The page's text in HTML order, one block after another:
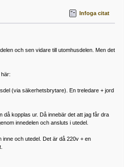
Infoga citat
och sen vidare till utomhusdelen. Men det
(via säkerhetsbrytare). En treledare + jord
då kopplas ur. Då innebär det att jag får dra
innedelen och ansluts i utedel.
inne och utedel. Det är då 220v + en